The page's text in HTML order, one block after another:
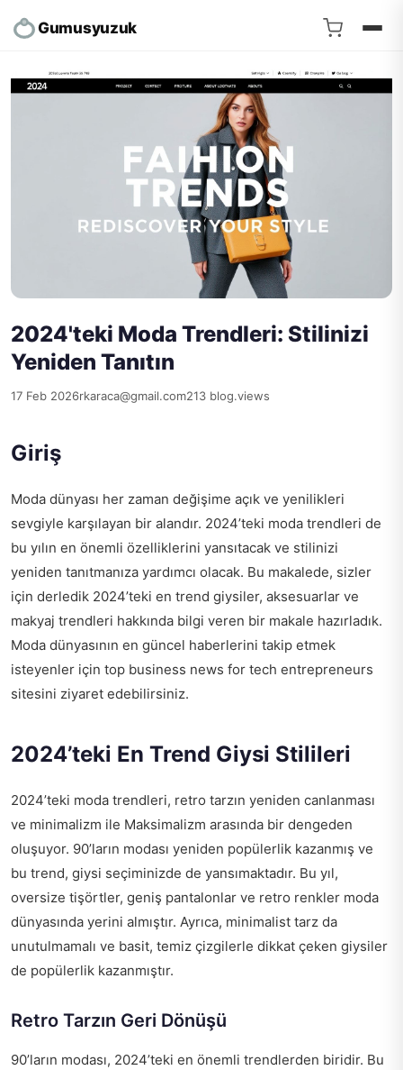
Gumusyuzuk
2024'teki Moda Trendleri: Stilinizi
Yeniden Tanıtın
17 Feb 2026rkaraca@gmail.com213 blog.views
Giriş
Moda dünyası her zaman değişime açık ve yenilikleri
sevgiyle karşılayan bir alandır. 2024’teki moda trendleri de
bu yılın en önemli özelliklerini yansıtacak ve stilinizi
yeniden tanıtmanıza yardımcı olacak. Bu makalede, sizler
için derledik 2024’teki en trend giysiler, aksesuarlar ve
makyaj trendleri hakkında bilgi veren bir makale hazırladık.
Moda dünyasının en güncel haberlerini takip etmek
isteyenler için top business news for tech entrepreneurs
sitesini ziyaret edebilirsiniz.
2024’teki En Trend Giysi Stilileri
2024’teki moda trendleri, retro tarzın yeniden canlanması
ve minimalizm ile Maksimalizm arasında bir dengeden
oluşuyor. 90’ların modası yeniden popülerlik kazanmış ve
bu trend, giysi seçiminizde de yansımaktadır. Bu yıl,
oversize tişörtler, geniş pantalonlar ve retro renkler moda
dünyasında yerini almıştır. Ayrıca, minimalist tarz da
unutulmamalı ve basit, temiz çizgilerle dikkat çeken giysiler
de popülerlik kazanmıştır.
Retro Tarzın Geri Dönüşü
90’ların modası, 2024’teki en önemli trendlerden biridir. Bu